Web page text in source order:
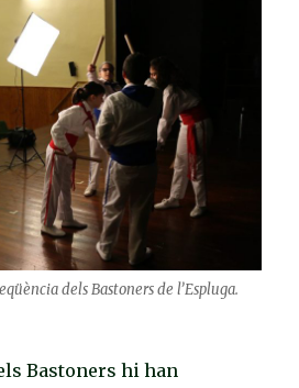
dels Bastoners de l’Espluga.
Bastoners hi han